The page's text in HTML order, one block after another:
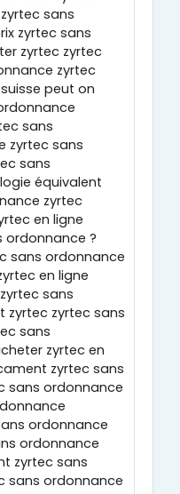
sans
zyrtec sans
zyrtec zyrtec
zyrtec
peut on
sans
zyrtec sans
sans
équivalent
zyrtec
en ligne
ordonnance ?
sans ordonnance
en ligne
sans
zyrtec zyrtec sans
sans
zyrtec en
zyrtec sans
sans ordonnance
ordonnance
ordonnance
zyrtec sans
sans ordonnance